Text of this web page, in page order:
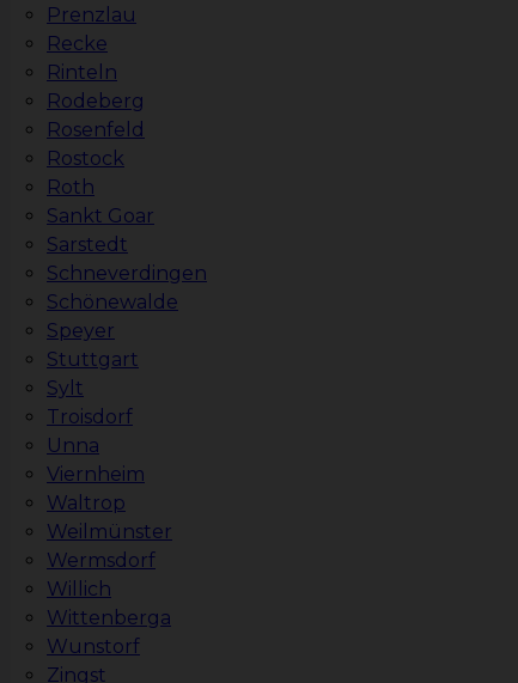
Prenzlau
Recke
Rinteln
Rodeberg
Rosenfeld
Rostock
Roth
Sankt Goar
Sarstedt
Schneverdingen
Schönewalde
Speyer
Stuttgart
Sylt
Troisdorf
Unna
Viernheim
Waltrop
Weilmünster
Wermsdorf
Willich
Wittenberga
Wunstorf
Zingst